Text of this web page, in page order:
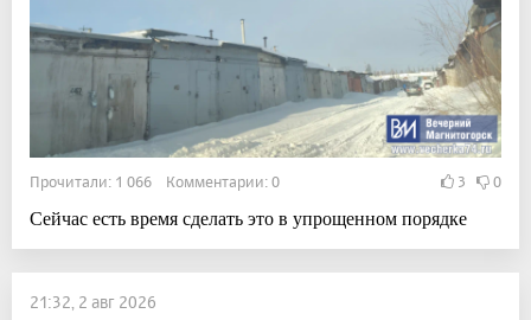
Прочитали: 1 066 Комментарии: 0 3 0
Сейчас есть время сделать это в упрощенном порядке
21:32, 2 авг 2026